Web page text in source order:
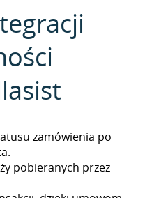
zamówienia po
pobieranych przez